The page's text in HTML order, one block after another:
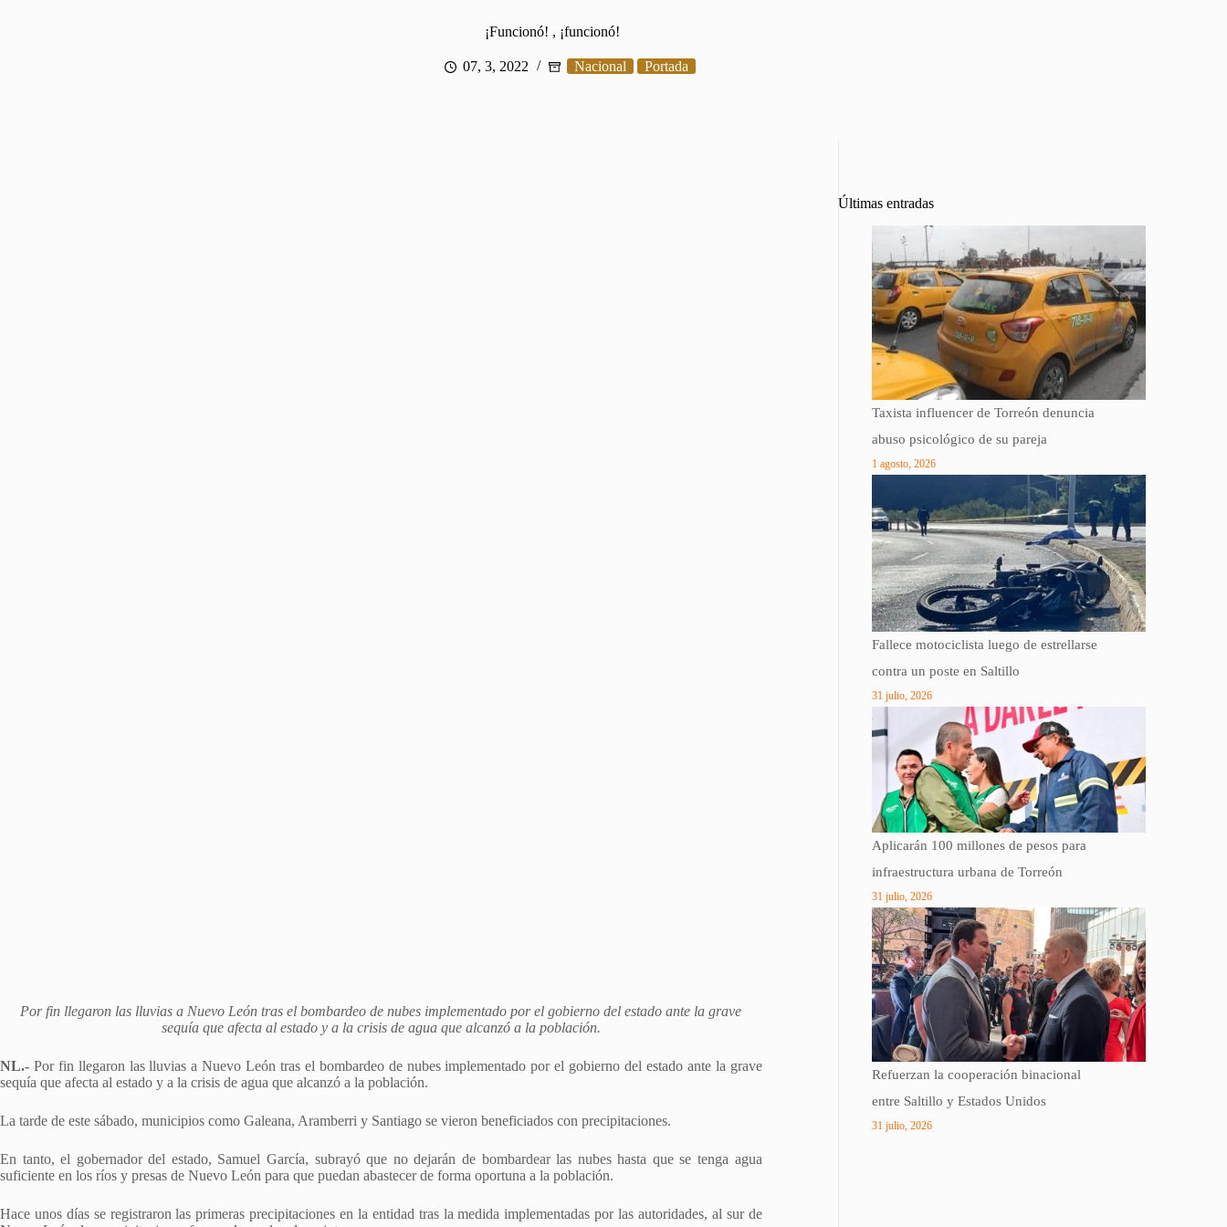
¡Funcionó! , ¡funcionó!
07, 3, 2022 Nacional Portada
Por fin llegaron las lluvias a Nuevo León tras el bombardeo de nubes implementado por el gobierno del estado ante la grave
sequía que afecta al estado y a la crisis de agua que alcanzó a la población.
NL.- Por fin llegaron las lluvias a Nuevo León tras el bombardeo de nubes implementado por el gobierno del estado ante la grave
sequía que afecta al estado y a la crisis de agua que alcanzó a la población.
La tarde de este sábado, municipios como Galeana, Aramberri y Santiago se vieron beneficiados con precipitaciones.
En tanto, el gobernador del estado, Samuel García, subrayó que no dejarán de bombardear las nubes hasta que se tenga agua
suficiente en los ríos y presas de Nuevo León para que puedan abastecer de forma oportuna a la población.
Hace unos días se registraron las primeras precipitaciones en la entidad tras la medida implementadas por las autoridades, al sur de
Últimas entradas
Taxista influencer de Torreón denuncia
abuso psicológico de su pareja
1 agosto, 2026
Fallece motociclista luego de estrellarse
contra un poste en Saltillo
31 julio, 2026
Aplicarán 100 millones de pesos para
infraestructura urbana de Torreón
31 julio, 2026
Refuerzan la cooperación binacional
entre Saltillo y Estados Unidos
31 julio, 2026